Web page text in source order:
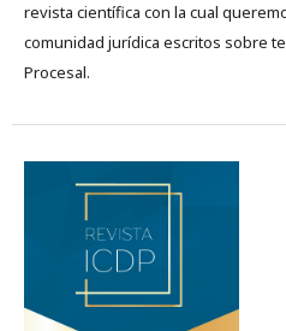
revista cientí­fica con la cual
comunidad jurídica escritos sobre
Procesal.